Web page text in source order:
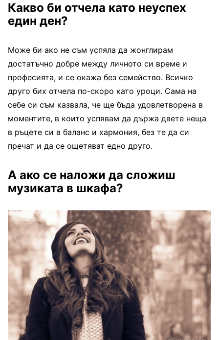
Какво би отчела като неуспех
един ден?
Може би ако не съм успяла да жонглирам
достатъчно добре между личното си време и
професията, и се окажа без семейство. Всичко
друго бих отчела по-скоро като уроци. Сама на
себе си съм казвала, че ще бъда удовлетворена в
моментите, в които успявам да държа двете неща
в ръцете си в баланс и хармония, без те да си
пречат и да се ощетяват едно друго.
А ако се наложи да сложиш
музиката в шкафа?